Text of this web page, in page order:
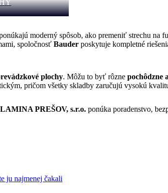
moderný spôsob, ako premeniť strechu na
spoločnosť Bauder poskytuje kompletné
plochy. Môžu to byť rôzne pochôdzne
pričom všetky skladby zaručujú vysokú
LAMINA PREŠOV, s.r.o. ponúka poradenstvo,
ju najmenej čakali